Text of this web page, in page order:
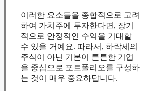
이러한 요소들을 종합적으로 고려
하여 가치주에 투자한다면, 장기
적으로 안정적인 수익을 기대할
수 있을 거예요. 따라서, 하락세의
주식이 아닌 기본이 튼튼한 기업
을 중심으로 포트폴리오를 구성하
는 것이 매우 중요하답니다.